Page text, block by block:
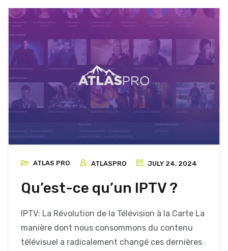
ATLAS PRO ATLASPRO JULY 24, 2024
Qu’est-ce qu’un IPTV ?
IPTV: La Révolution de la Télévision à la Carte La
manière dont nous consommons du contenu
télévisuel a radicalement changé ces dernières